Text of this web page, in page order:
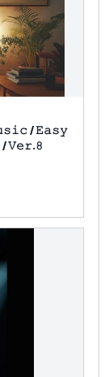
/ 𝙴𝚊𝚜𝚢
𝚅𝚎𝚛.𝟾